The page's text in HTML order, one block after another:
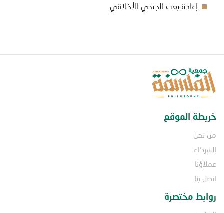
إعادة بعث الجندي الأخلاقي
خريطة الموقع
من نحن
الشركاء
عملاؤنا
اتصل بنا
روابط مختصرة